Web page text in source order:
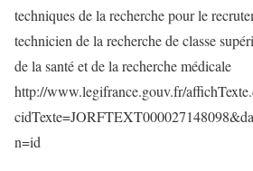
techniques de la recherche pour le
technicien de la recherche de classe
de la santé et de la recherche médicale
http://www.legifrance.gouv.fr/
n=id